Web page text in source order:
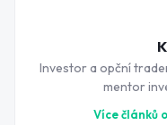
Investor a opční
mentor
Více článků